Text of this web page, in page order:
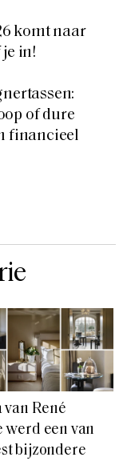
komt naar
in!
of dure
financieel
van René
werd een van
bijzondere